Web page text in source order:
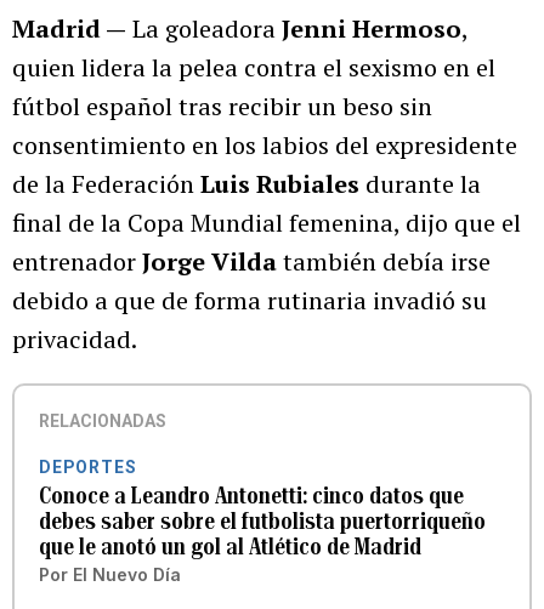
Madrid — La goleadoraJenni Hermoso,
quien lidera la pelea contra el sexismo en el
fútbol español tras recibir un beso sin
consentimiento en los labios del expresidente
de la FederaciónLuis Rubiales durante la
final de la Copa Mundial femenina, dijo que el
entrenadorJorge Vildatambién debía irse
debido a que de forma rutinaria invadió su
privacidad.
RELACIONADAS
DEPORTES
Conoce a Leandro Antonetti: cinco datos que
debes saber sobre el futbolista puertorriqueño
que le anotó un gol al Atlético de Madrid
Por El Nuevo Día